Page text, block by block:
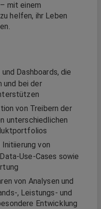
mit einem
helfen, ihr Leben
Dashboards, die
und bei der
von Treibern der
unterschiedlichen
Initiierung von
Use-Cases sowie
von Analysen und
, Leistungs- und
Entwicklung